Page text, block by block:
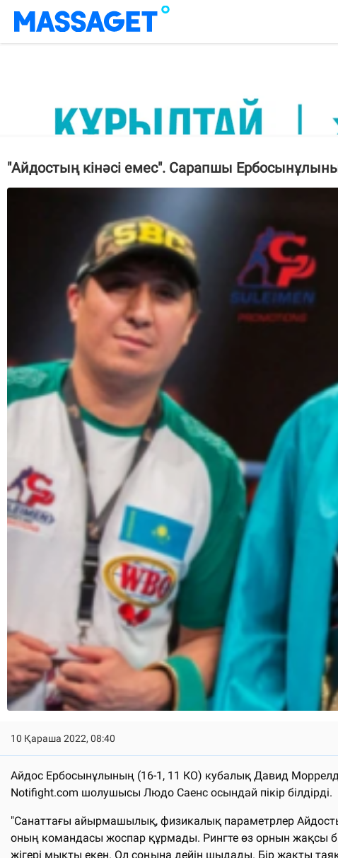
"Айдостың кінәсі емес". Сарапшы
10 Қараша 2022, 08:40
Айдос Ербосынұлының (16-1, 11 КО) кубалық Давид
Notifight.com шолушысы Людо Саенс осындай пікір білдірді.
"Санаттағы айырмашылық, физикалық параметрлер
оның командасы жоспар құрмады. Рингте өз орнын жақсы
жігері мықты екен. Ол соңына дейін шыдады. Бір жақты